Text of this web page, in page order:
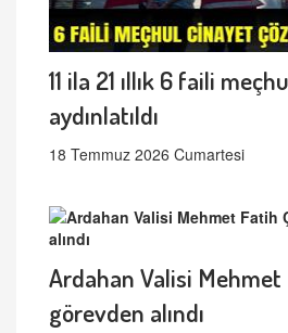
11 ila 21 ıllık 6 faili
aydınlatıldı
18 Temmuz 2026 Cumartesi
Ardahan Valisi Mehmet
görevden alındı